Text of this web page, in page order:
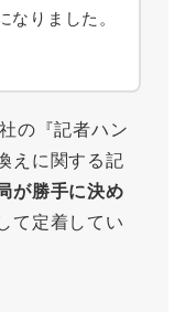
なりました。
の『記者ハン
えに関する記
が勝手に決め
て定着してい